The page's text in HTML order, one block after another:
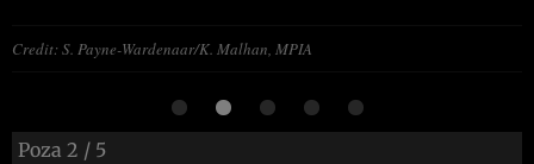
Credit: S. Payne-Wardenaar/K. Malhan, MPIA
Poza 2 / 5